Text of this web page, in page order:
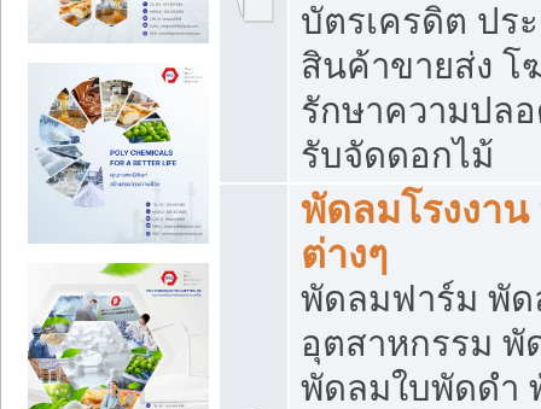
บัตรเครดิต ปร
สินค้าขายส่ง
รักษาความปล
รับจัดดอกไม้
พัดลมโรงงา
ต่างๆ
พัดลมฟาร์ม พัด
อุตสาหกรรม
พัดลมใบพัดดำ